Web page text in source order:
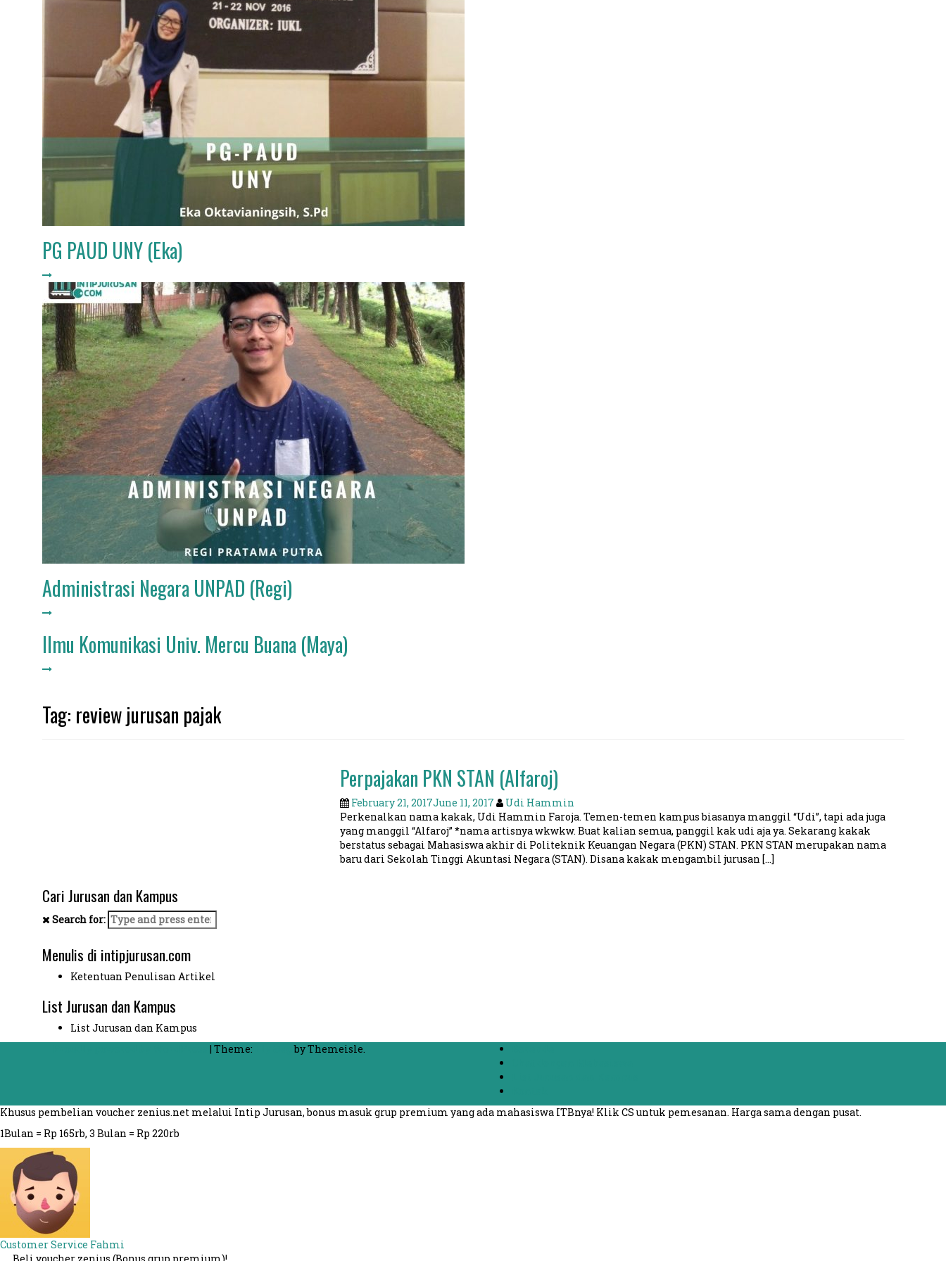
PG PAUD UNY (Eka)
Administrasi Negara UNPAD (Regi)
Ilmu Komunikasi Univ. Mercu Buana (Maya)
Tag: review jurusan pajak
Perpajakan PKN STAN (Alfaroj)
February 21, 2017June 11, 2017
Udi Hammin
Perkenalkan nama kakak, Udi Hammin Faroja. Temen-temen kampus biasanya manggil “Udi”, tapi ada juga
yang manggil “Alfaroj” *nama artisnya wkwkw. Buat kalian semua, panggil kak udi aja ya. Sekarang kakak
berstatus sebagai Mahasiswa akhir di Politeknik Keuangan Negara (PKN) STAN. PKN STAN merupakan nama
baru dari Sekolah Tinggi Akuntasi Negara (STAN). Disana kakak mengambil jurusan […]
Cari Jurusan dan Kampus
Search for:
Menulis di intipjurusan.com
Ketentuan Penulisan Artikel
List Jurusan dan Kampus
List Jurusan dan Kampus
| Theme: by Themeisle.
Khusus pembelian voucher zenius.net melalui Intip Jurusan, bonus masuk grup premium yang ada mahasiswa ITBnya! Klik CS untuk pemesanan. Harga sama dengan pusat.
1Bulan = Rp 165rb, 3 Bulan = Rp 220rb
Customer Service Fahmi